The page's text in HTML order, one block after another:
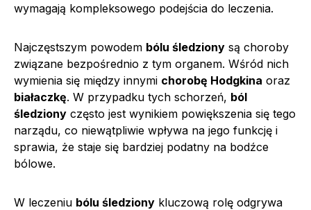
wymagają kompleksowego podejścia do leczenia.
Najczęstszym powodem bólu śledziony są choroby
związane bezpośrednio z tym organem. Wśród nich
wymienia się między innymi chorobę Hodgkina oraz
białaczkę. W przypadku tych schorzeń, ból
śledziony często jest wynikiem powiększenia się tego
narządu, co niewątpliwie wpływa na jego funkcję i
sprawia, że staje się bardziej podatny na bodźce
bólowe.
W leczeniu bólu śledziony kluczową rolę odgrywa